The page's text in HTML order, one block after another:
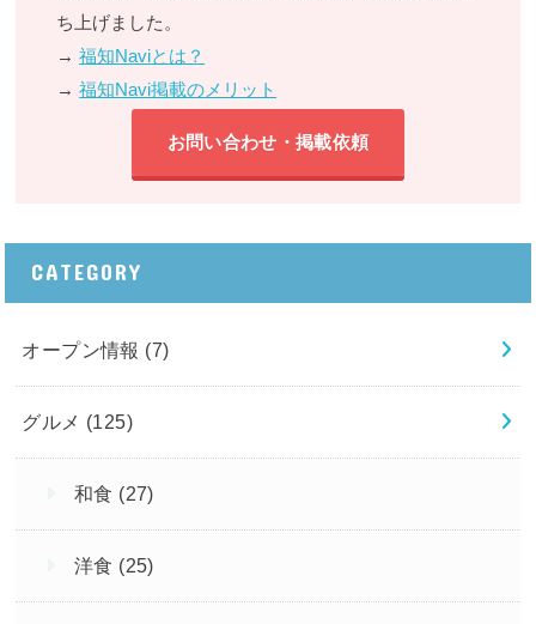
ち上げました。
→福知Naviとは？
→福知Navi掲載のメリット
お問い合わせ・掲載依頼
CATEGORY
オープン情報 (7)
グルメ (125)
和食 (27)
洋食 (25)